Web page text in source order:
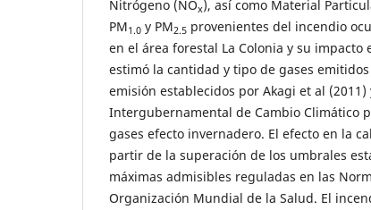
Nitrógeno (NOx), así como Material
PM1.0 y PM2.5 provenientes del incendio
en el área forestal La Colonia y su impacto
estimó la cantidad y tipo de gases
emisión establecidos por Akagi et al
Intergubernamental de Cambio Climático
gases efecto invernadero. El efecto en la
partir de la superación de los umbrales
máximas admisibles reguladas en las
Organización Mundial de la Salud. El